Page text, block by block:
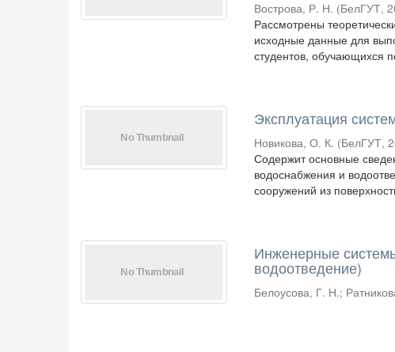
Вострова, Р. Н. (БелГУТ,
Рассмотрены
исходные данные для
студентов, обучающихся
Эксплуатация
Новикова, О. К. (БелГУТ,
Содержит основные
водоснабжения и
сооружений из
Инженерные
водоотведение)
Белоусова, Г. Н.;